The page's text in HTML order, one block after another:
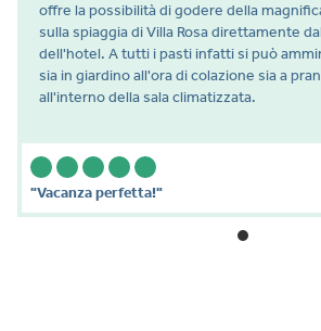
offre la possibilità di godere della
sulla spiaggia di Villa Rosa direttamente
dell'hotel. A tutti i pasti infatti si può
sia in giardino all'ora di colazione sia a
all'interno della sala climatizzata.
"Vacanza perfetta!"